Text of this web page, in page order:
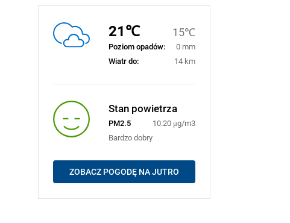
21℃ 15℃
Poziom opadów:
0 mm
Wiatr do:
14 km
Stan powietrza
PM2.5
10.20 μg/m3
Bardzo dobry
ZOBACZ POGODĘ NA JUTRO